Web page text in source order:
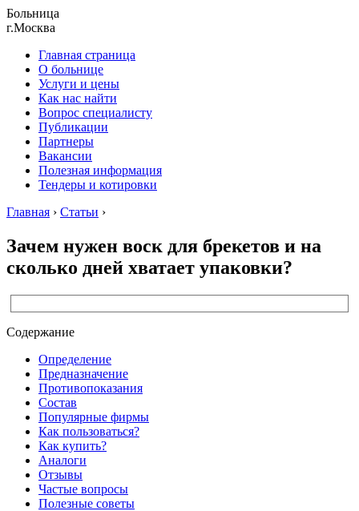
Больница
г.Москва
Главная страница
О больнице
Услуги и цены
Как нас найти
Вопрос специалисту
Публикации
Партнеры
Вакансии
Полезная информация
Тендеры и котировки
Главная › Статьи ›
Зачем нужен воск для брекетов и на
сколько дней хватает упаковки?
Содержание
Определение
Предназначение
Противопоказания
Состав
Популярные фирмы
Как пользоваться?
Как купить?
Аналоги
Отзывы
Частые вопросы
Полезные советы